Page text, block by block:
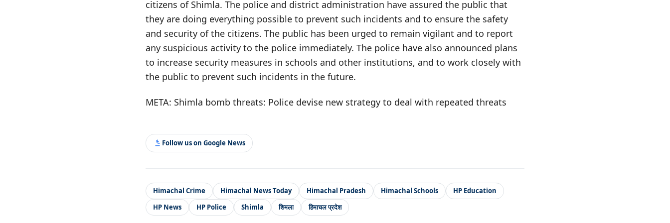
citizens of Shimla. The police and district administration have assured the public that
they are doing everything possible to prevent such incidents and to ensure the safety
and security of the citizens. The public has been urged to remain vigilant and to report
any suspicious activity to the police immediately. The police have also announced plans
to increase security measures in schools and other institutions, and to work closely with
the public to prevent such incidents in the future.
META: Shimla bomb threats: Police devise new strategy to deal with repeated threats
Follow us on Google News
Himachal Crime Himachal News Today Himachal Pradesh Himachal Schools
HP Education
HP News
HP Police Shimla शिमला हिमाचल प्रदेश